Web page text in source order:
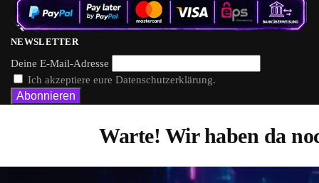
NEWSLETTER
Deine E-Mail-Adresse
Ich akzeptiere eure Datenschutzerklärung.
Warte! Wir haben da